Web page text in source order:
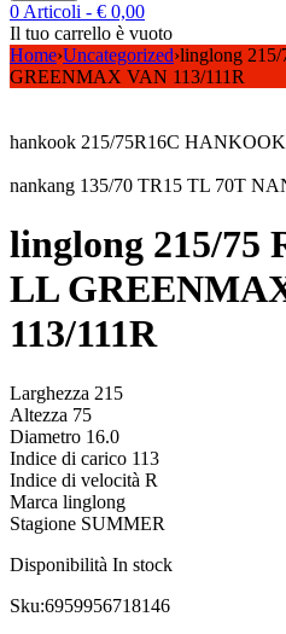
0 Articoli - € 0,00
Il tuo carrello è vuoto
Home›Uncategorized›linglong
GREENMAX VAN 113/111R
hankook 215/75R16C
nankang 135/70 TR15 TL 70T
linglong 215/75
LL
113/111R
Larghezza 215
Altezza 75
Diametro 16.0
Indice di carico 113
Indice di velocità R
Marca linglong
Stagione SUMMER
Disponibilità In stock
Sku:6959956718146